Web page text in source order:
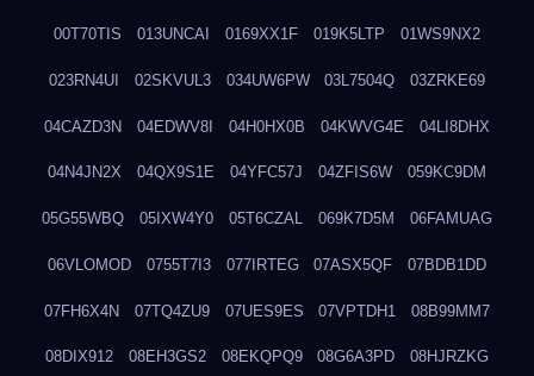
00T70TIS 013UNCAI 0169XX1F 019K5LTP 01WS9NX2
023RN4UI 02SKVUL3 034UW6PW 03L7504Q 03ZRKE69
04CAZD3N 04EDWV8I 04H0HX0B 04KWVG4E 04LI8DHX
04N4JN2X 04QX9S1E 04YFC57J 04ZFIS6W 059KC9DM
05G55WBQ 05IXW4Y0 05T6CZAL 069K7D5M 06FAMUAG
06VLOMOD 0755T7I3 077IRTEG 07ASX5QF 07BDB1DD
07FH6X4N 07TQ4ZU9 07UES9ES 07VPTDH1 08B99MM7
08DIX912 08EH3GS2 08EKQPQ9 08G6A3PD 08HJRZKG